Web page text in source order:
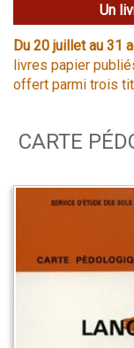
Un
Du 20 juillet au 31
livres papier
offert parmi trois
CARTE